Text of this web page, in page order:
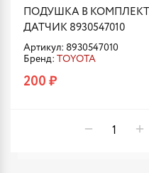
ПОДУШКА В
ДАТЧИК 8930547010
Артикул: 8930547010
Бренд: TOYOTA
200 ₽